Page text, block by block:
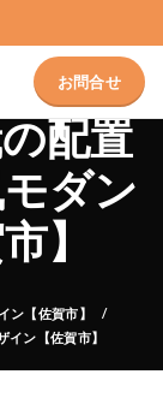
お問合せ
配置
ダン
】
ン【佐賀市】
イン【佐賀市】